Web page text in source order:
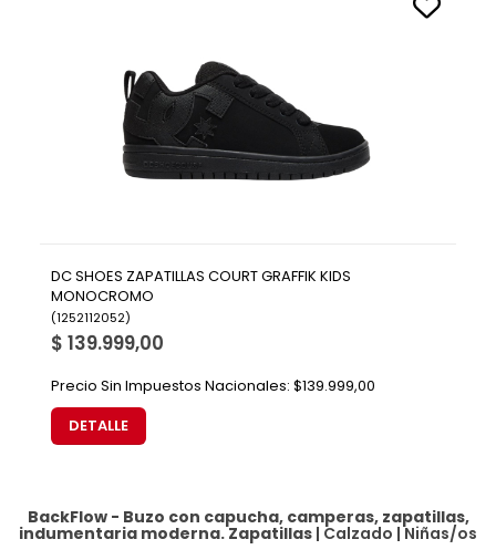
DC SHOES ZAPATILLAS COURT GRAFFIK KIDS
MONOCROMO
(1252112052)
$ 139.999,00
Precio Sin Impuestos Nacionales: $139.999,00
DETALLE
BackFlow - Buzo con capucha, camperas, zapatillas,
indumentaria moderna.Zapatillas | Calzado |Niñas/os